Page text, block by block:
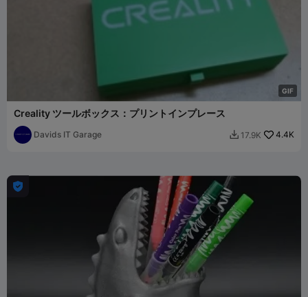
GIF
Creality ツールボックス：プリントインプレース
Davids IT Garage  17.9K 4.4K
